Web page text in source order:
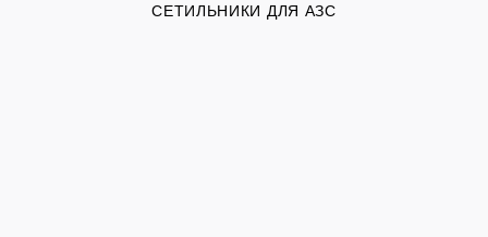
СЕТИЛЬНИКИ ДЛЯ АЗС